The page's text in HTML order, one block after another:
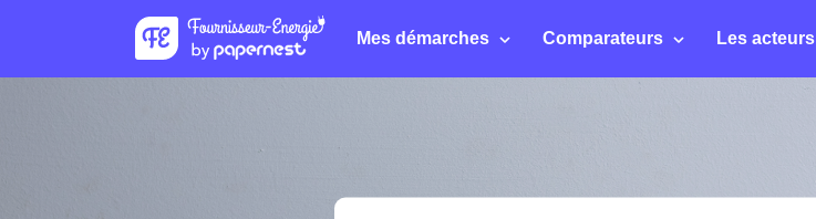
Mes démarches Comparateurs Les acteurs